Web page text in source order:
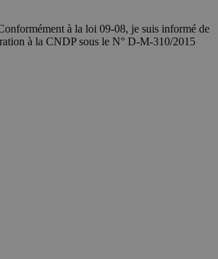
à la loi 09-08, je suis informé de
à la CNDP sous le N° D-M-310/2015